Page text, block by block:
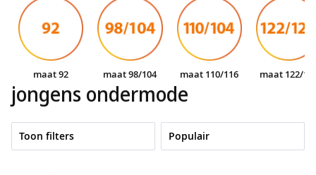
h
i
r
s
maat 92 maat 98/104 maat 110/116 maat 122/
jongens ondermode
Toon filters